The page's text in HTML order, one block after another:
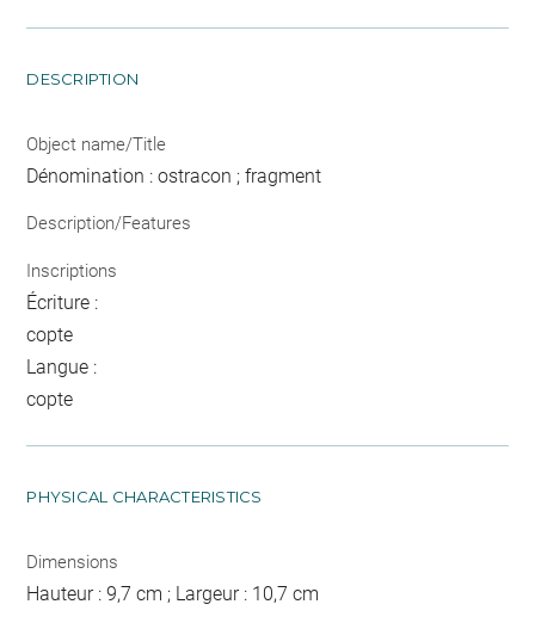
DESCRIPTION
Object name/Title
Dénomination : ostracon ; fragment
Description/Features
Inscriptions
Écriture :
copte
Langue :
copte
PHYSICAL CHARACTERISTICS
Dimensions
Hauteur : 9,7 cm ; Largeur : 10,7 cm